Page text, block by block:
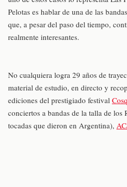
Pelotas es hablar de una de las
que, a pesar del paso del tiempo,
realmente interesantes.
No cualquiera logra 29 años de
material de estudio, en directo y
ediciones del prestigiado festival
conciertos a bandas de la talla de los
tocadas que dieron en Argentina),